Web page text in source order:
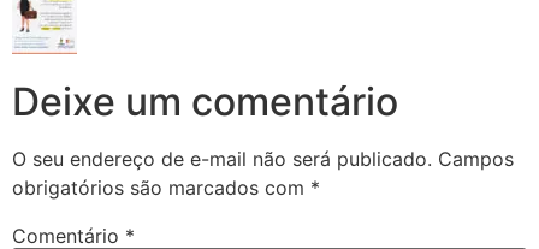
Deixe um comentário
O seu endereço de e-mail não será publicado. Campos
obrigatórios são marcados com *
Comentário *